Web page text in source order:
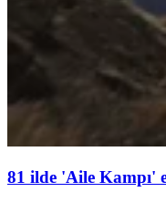
81 ilde 'Aile Kampı'